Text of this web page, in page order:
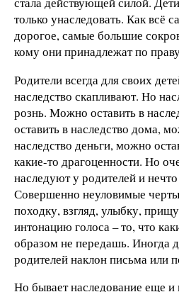
только унаследовать. Как всё
дорогое, самые большие
кому они принадлежат по
Родители всегда для своих
наследство скапливают. Но
рознь. Можно оставить в
оставить в наследство дома,
наследство деньги, можно
какие-то драгоценности. Но
наследуют у родителей и
Совершенно неуловимые черты
походку, взгляд, улыбку,
интонацию голоса – то, что
образом не передашь. Иногда
родителей наклон письма или
Но бывает наследование еще и